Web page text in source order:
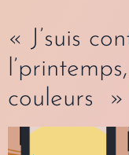
« J’suis
couleurs »